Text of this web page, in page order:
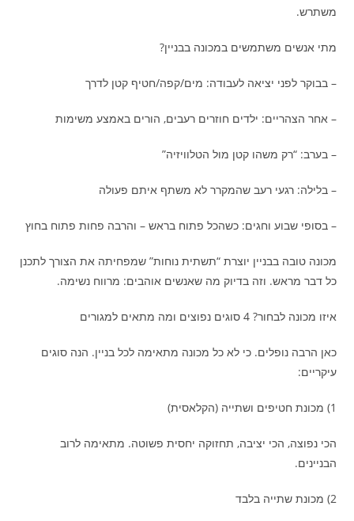
משתרש.
מתי אנשים משתמשים במכונה בבניין?
– בבוקר לפני יציאה לעבודה: מים/קפה/חטיף קטן לדרך
– אחר הצהריים: ילדים חוזרים רעבים, הורים באמצע משימות
– בערב: “רק משהו קטן מול הטלוויזיה”
– בלילה: רגעי רעב שהמקרר לא משתף איתם פעולה
– בסופי שבוע וחגים: כשהכל פתוח בראש – והרבה פחות פתוח בחוץ
מכונה טובה בבניין יוצרת “תשתית נוחות” שמפחיתה את הצורך לתכנן
כל דבר מראש. וזה בדיוק מה שאנשים אוהבים: מרווח נשימה.
איזו מכונה לבחור? 4 סוגים נפוצים ומה מתאים למגורים
כאן הרבה נופלים. כי לא כל מכונה מתאימה לכל בניין. הנה סוגים
עיקריים:
1) מכונת חטיפים ושתייה (הקלאסית)
הכי נפוצה, הכי יציבה, תחזוקה יחסית פשוטה. מתאימה לרוב
הבניינים.
2) מכונת שתייה בלבד